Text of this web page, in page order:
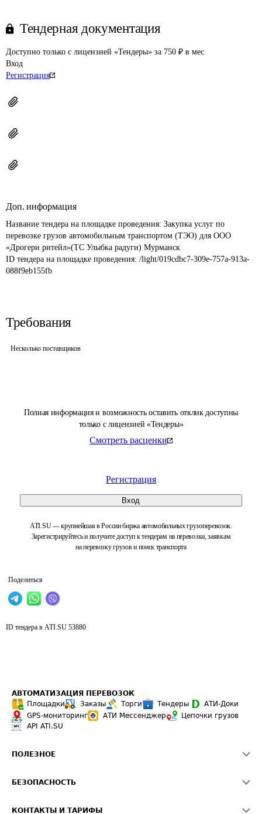
Полная информация и возможность оставить отклик доступны
только с лицензией «Тендеры»
Смотреть расценки
Регистрация
Вход
ATI.SU — крупнейшая в России биржа автомобильных грузоперевозок.
Зарегистрируйтесь и получите доступ к тендерам на перевозки, заявкам
на перевозку грузов и поиск транспорта
Поделиться
Тендерная документация
Доступно только с лицензией «Тендеры» за 750 ₽ в мес
Вход
Регистрация
Доп. информация
Название тендера на площадке проведения: Закупка услуг по
перевозке грузов автомобильным транспортом (ТЭО) для ООО
«Дрогери ритейл»(ТС Улыбка радуги) Мурманск
ID тендера на площадке проведения: /light/019cdbc7-309e-757a-913a-
088f9eb155fb
Требования
Несколько поставщиков
ID тендера в ATI.SU 53880
АВТОМАТИЗАЦИЯ ПЕРЕВОЗОК
Площадки
Заказы Торги Тендеры
АТИ-Доки
GPS-мониторинг
АТИ Мессенджер
Цепочки грузов
API ATI.SU
ПОЛЕЗНОЕ
Звезды ATI.SU на вашем сайте
БЕЗОПАСНОСТЬ
КОНТАКТЫ И ТАРИФЫ